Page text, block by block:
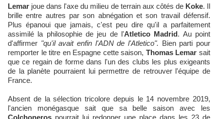
Lemar joue dans l'axe du milieu de terrain aux côtés de Koke. Il
brille entre autres par son abnégation et son travail défensif.
Plus épanoui que jamais, c'est peu dire qu'il a parfaitement
assimilé la philosophie de jeu de l'Atletico Madrid. Au point
d'affirmer "qu'il avait enfin l'ADN de l'Atletico". Bien parti pour
remporter le titre en Espagne cette saison, Thomas Lemar sait
que ce regain de forme dans l'un des clubs les plus exigeants
de la planète pourraient lui permettre de retrouver l'équipe de
France.
Absent de la sélection tricolore depuis le 14 novembre 2019,
l'ancien monégasque sait que sa belle saison avec les
Colchoneros pourrait lui redonner une place dans les 23 de